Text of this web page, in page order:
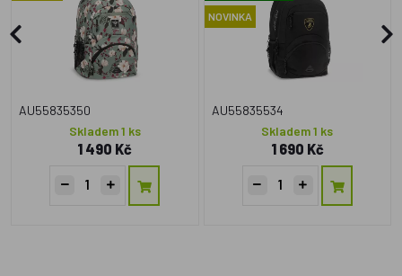
AU55835350
Skladem 1 ks
1 490 Kč
NOVINKA
AU55835534
Skladem 1 ks
1 690 Kč